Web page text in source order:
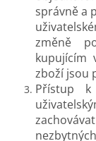
správně a
změně
kupujícím
zboží jsou
Přístup k